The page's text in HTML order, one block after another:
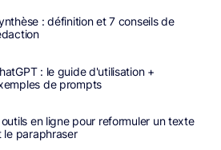
: définition et 7 conseils de
: le guide d'utilisation +
de prompts
en ligne pour reformuler un texte
le paraphraser